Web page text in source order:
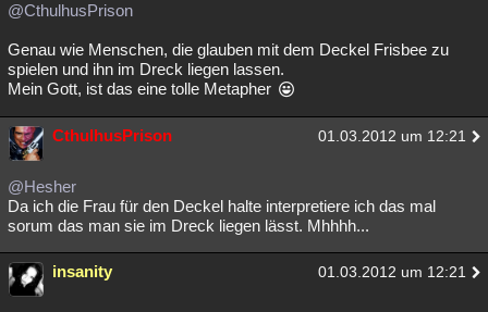
@CthulhusPrison
Genau wie Menschen, die glauben mit dem Deckel Frisbee zu
spielen und ihn im Dreck liegen lassen.
Mein Gott, ist das eine tolle Metapher
CthulhusPrison 01.03.2012 um 12:21
@Hesher
Da ich die Frau für den Deckel halte interpretiere ich das mal
sorum das man sie im Dreck liegen lässt. Mhhhh...
insanity 01.03.2012 um 12:21